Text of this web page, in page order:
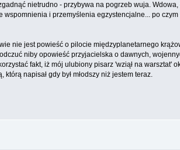
nietrudno - przybywa na pogrzeb wuja.
i przemyślenia egzystencjalne... po
nie jest powieść o pilocie międzyplanetarnego
niby opowieść przyjacielska o dawnych,
fakt, iż mój ulubiony pisarz 'wziął na
napisał gdy był młodszy niż jestem teraz.